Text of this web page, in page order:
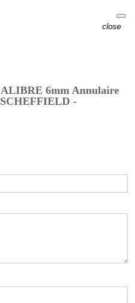
close
6mm Annulaire
-